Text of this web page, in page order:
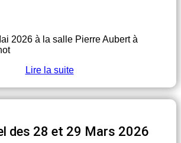
2026 à la salle Pierre Aubert à
Lire la suite
des 28 et 29 Mars 2026